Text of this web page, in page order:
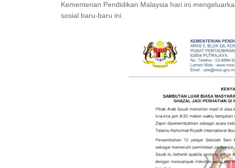
Kementerian Pendidikan Malaysia hari ini
sosial baru-baru ini.